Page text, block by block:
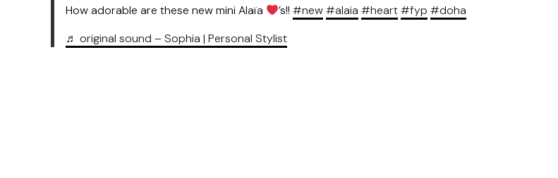
How adorable are these new mini Alaïa
’s!!#new #alaia #heart #fyp #doha
♬ original sound – Sophia | Personal Stylist